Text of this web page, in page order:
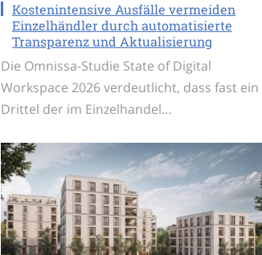
Kostenintensive Ausfälle vermeiden
Einzelhändler durch automatisierte
Transparenz und Aktualisierung
Die Omnissa-Studie State of Digital
Workspace 2026 verdeutlicht, dass fast ein
Drittel der im Einzelhandel…